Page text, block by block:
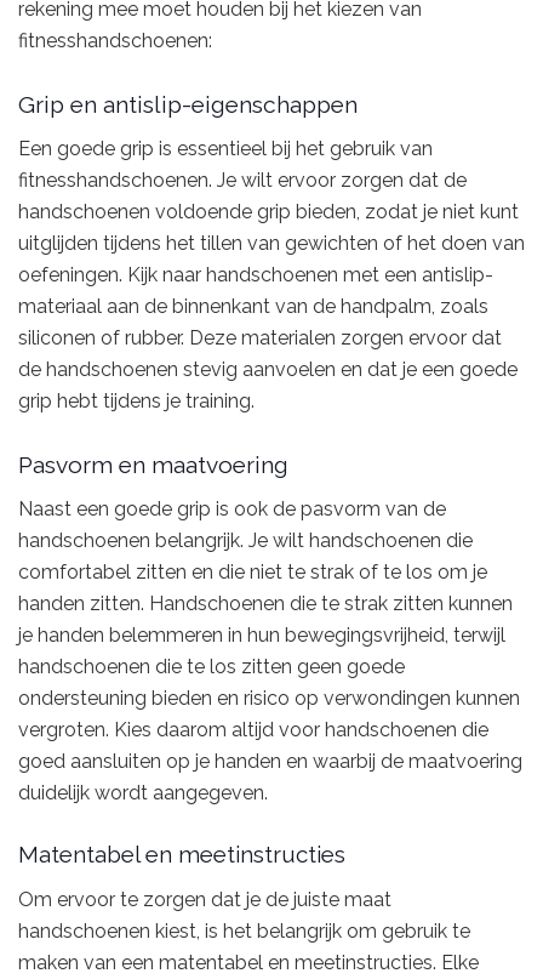
rekening mee moet houden bij het kiezen van
fitnesshandschoenen:
Grip en antislip-eigenschappen
Een goede grip is essentieel bij het gebruik van
fitnesshandschoenen. Je wilt ervoor zorgen dat de
handschoenen voldoende grip bieden, zodat je niet kunt
uitglijden tijdens het tillen van gewichten of het doen van
oefeningen. Kijk naar handschoenen met een antislip-
materiaal aan de binnenkant van de handpalm, zoals
siliconen of rubber. Deze materialen zorgen ervoor dat
de handschoenen stevig aanvoelen en dat je een goede
grip hebt tijdens je training.
Pasvorm en maatvoering
Naast een goede grip is ook de pasvorm van de
handschoenen belangrijk. Je wilt handschoenen die
comfortabel zitten en die niet te strak of te los om je
handen zitten. Handschoenen die te strak zitten kunnen
je handen belemmeren in hun bewegingsvrijheid, terwijl
handschoenen die te los zitten geen goede
ondersteuning bieden en risico op verwondingen kunnen
vergroten. Kies daarom altijd voor handschoenen die
goed aansluiten op je handen en waarbij de maatvoering
duidelijk wordt aangegeven.
Matentabel en meetinstructies
Om ervoor te zorgen dat je de juiste maat
handschoenen kiest, is het belangrijk om gebruik te
maken van een matentabel en meetinstructies. Elke